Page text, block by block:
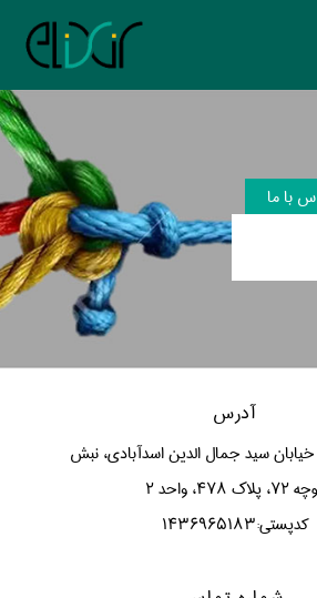
با ما
آدرس
سید جمال الدین اسدآبادی، نبش
پلاک ۴۷۸، واحد ۲
کدپستی:‌۱۴۳۶۹۶۵۱۸۳